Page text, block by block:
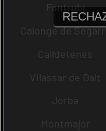
Fontrubí
Calonge de
Calldetenes
Vilassar de Dalt
Jorba
Montmajor